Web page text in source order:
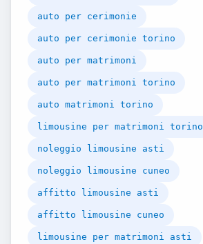
auto per cerimonie
auto per cerimonie torino
auto per matrimoni
auto per matrimoni torino
auto matrimoni torino
limousine per matrimoni torino
noleggio limousine asti
noleggio limousine cuneo
affitto limousine asti
affitto limousine cuneo
limousine per matrimoni asti